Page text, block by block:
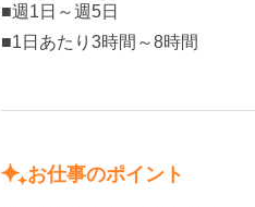
■週1日～週5日
■1日あたり3時間～8時間
お仕事のポイント